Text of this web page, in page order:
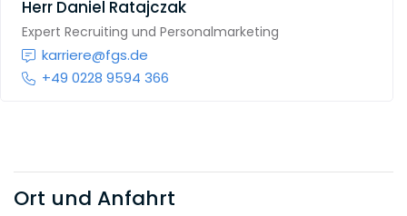
Herr Daniel Ratajczak
Expert Recruiting und Personalmarketing
karriere@fgs.de
+49 0228 9594 366
Ort und Anfahrt